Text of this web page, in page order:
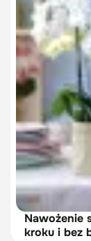
Nawożenie
kroku i bez